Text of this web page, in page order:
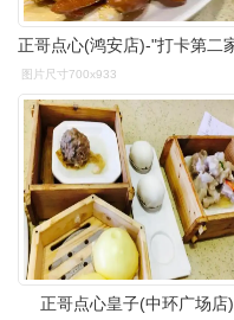
图片尺寸700x933
正哥点心皇子(中环广场店)